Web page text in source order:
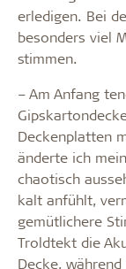
erledigen. Bei
besonders viel
stimmen.
– Am Anfang
Deckenplatten
änderte ich
chaotisch
kalt anfühlt,
gemütlichere
Troldtekt die
Decke,